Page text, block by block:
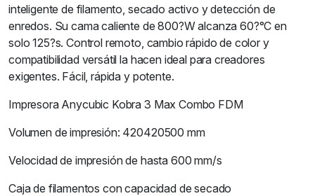
inteligente de filamento, secado activo y detección de
enredos. Su cama caliente de 800?W alcanza 60?°C en
solo 125?s. Control remoto, cambio rápido de color y
compatibilidad versátil la hacen ideal para creadores
exigentes. Fácil, rápida y potente.
Impresora Anycubic Kobra 3 Max Combo FDM
Volumen de impresión: 420420500 mm
Velocidad de impresión de hasta 600 mm/s
Caja de filamentos con capacidad de secado